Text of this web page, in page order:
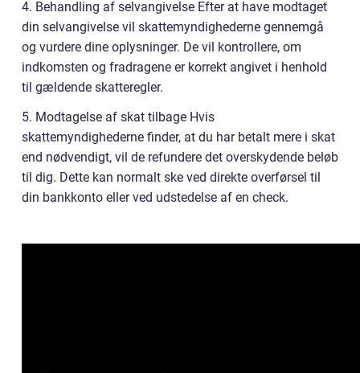
4. Behandling af selvangivelse Efter at have modtaget
din selvangivelse vil skattemyndighederne gennemgå
og vurdere dine oplysninger. De vil kontrollere, om
indkomsten og fradragene er korrekt angivet i henhold
til gældende skatteregler.
5. Modtagelse af skat tilbage Hvis
skattemyndighederne finder, at du har betalt mere i skat
end nødvendigt, vil de refundere det overskydende beløb
til dig. Dette kan normalt ske ved direkte overførsel til
din bankkonto eller ved udstedelse af en check.